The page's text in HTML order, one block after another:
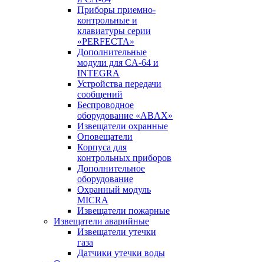
Приборы приемно-
контрольные и
клавиатуры серии
«PERFECTA»
Дополнительные
модули для CA-64 и
INTEGRA
Устройства передачи
сообщений
Беспроводное
оборудование «ABAX»
Извещатели охранные
Оповещатели
Корпуса для
контрольных приборов
Дополнительное
оборудование
Охранный модуль
MICRA
Извещатели пожарные
Извещатели аварийные
Извещатели утечки
газа
Датчики утечки воды